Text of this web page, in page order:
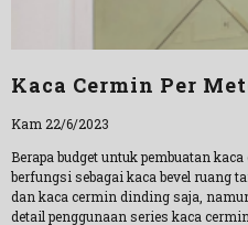
Kaca Cermin Per
Kam 22/6/2023
Berapa budget untuk pembuatan
berfungsi sebagai kaca bevel ruang
dan kaca cermin dinding saja,
detail penggunaan series kaca